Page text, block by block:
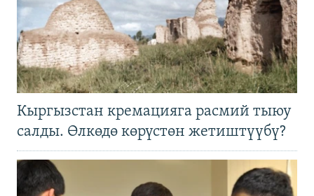
Кыргызстан кремацияга расмий тыюу
салды. Өлкөдө көрүстөн жетиштүүбү?